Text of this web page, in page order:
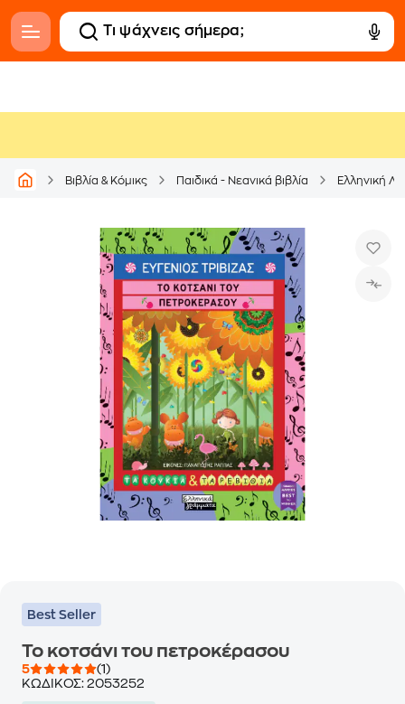
Βιβλία & Κόμικς Παιδικά - Νεανικά βιβλία Ελληνική
Best Seller
Το κοτσάνι του πετροκέρασου
5
(1)
ΚΩΔΙΚΟΣ: 2053252